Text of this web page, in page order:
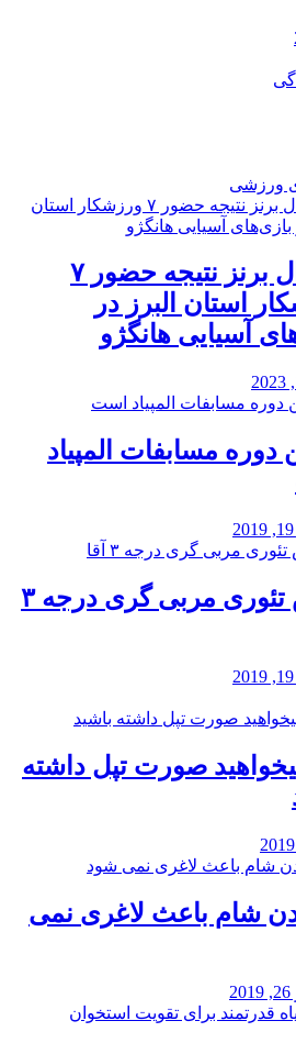
ورزشی
۲ مدال برنز نتیجه حضور ۷
استان البرز در
آسیایی هانگژو
دوره مسابفات المپیاد
کلاس تئوری مربی گری درجه ۳
صورت تپل داشته
شام باعث لاغری نمی